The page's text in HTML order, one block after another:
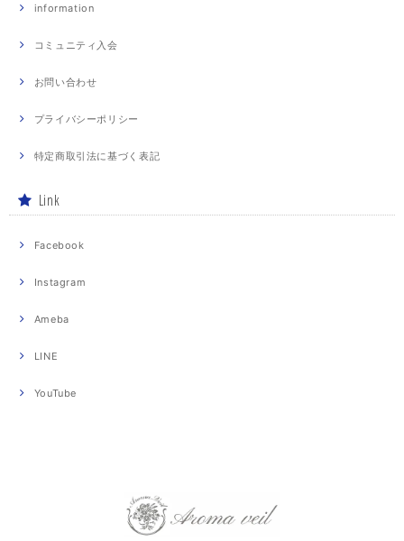
information
コミュニティ入会
お問い合わせ
プライバシーポリシー
特定商取引法に基づく表記
Link
Facebook
Instagram
Ameba
LINE
YouTube